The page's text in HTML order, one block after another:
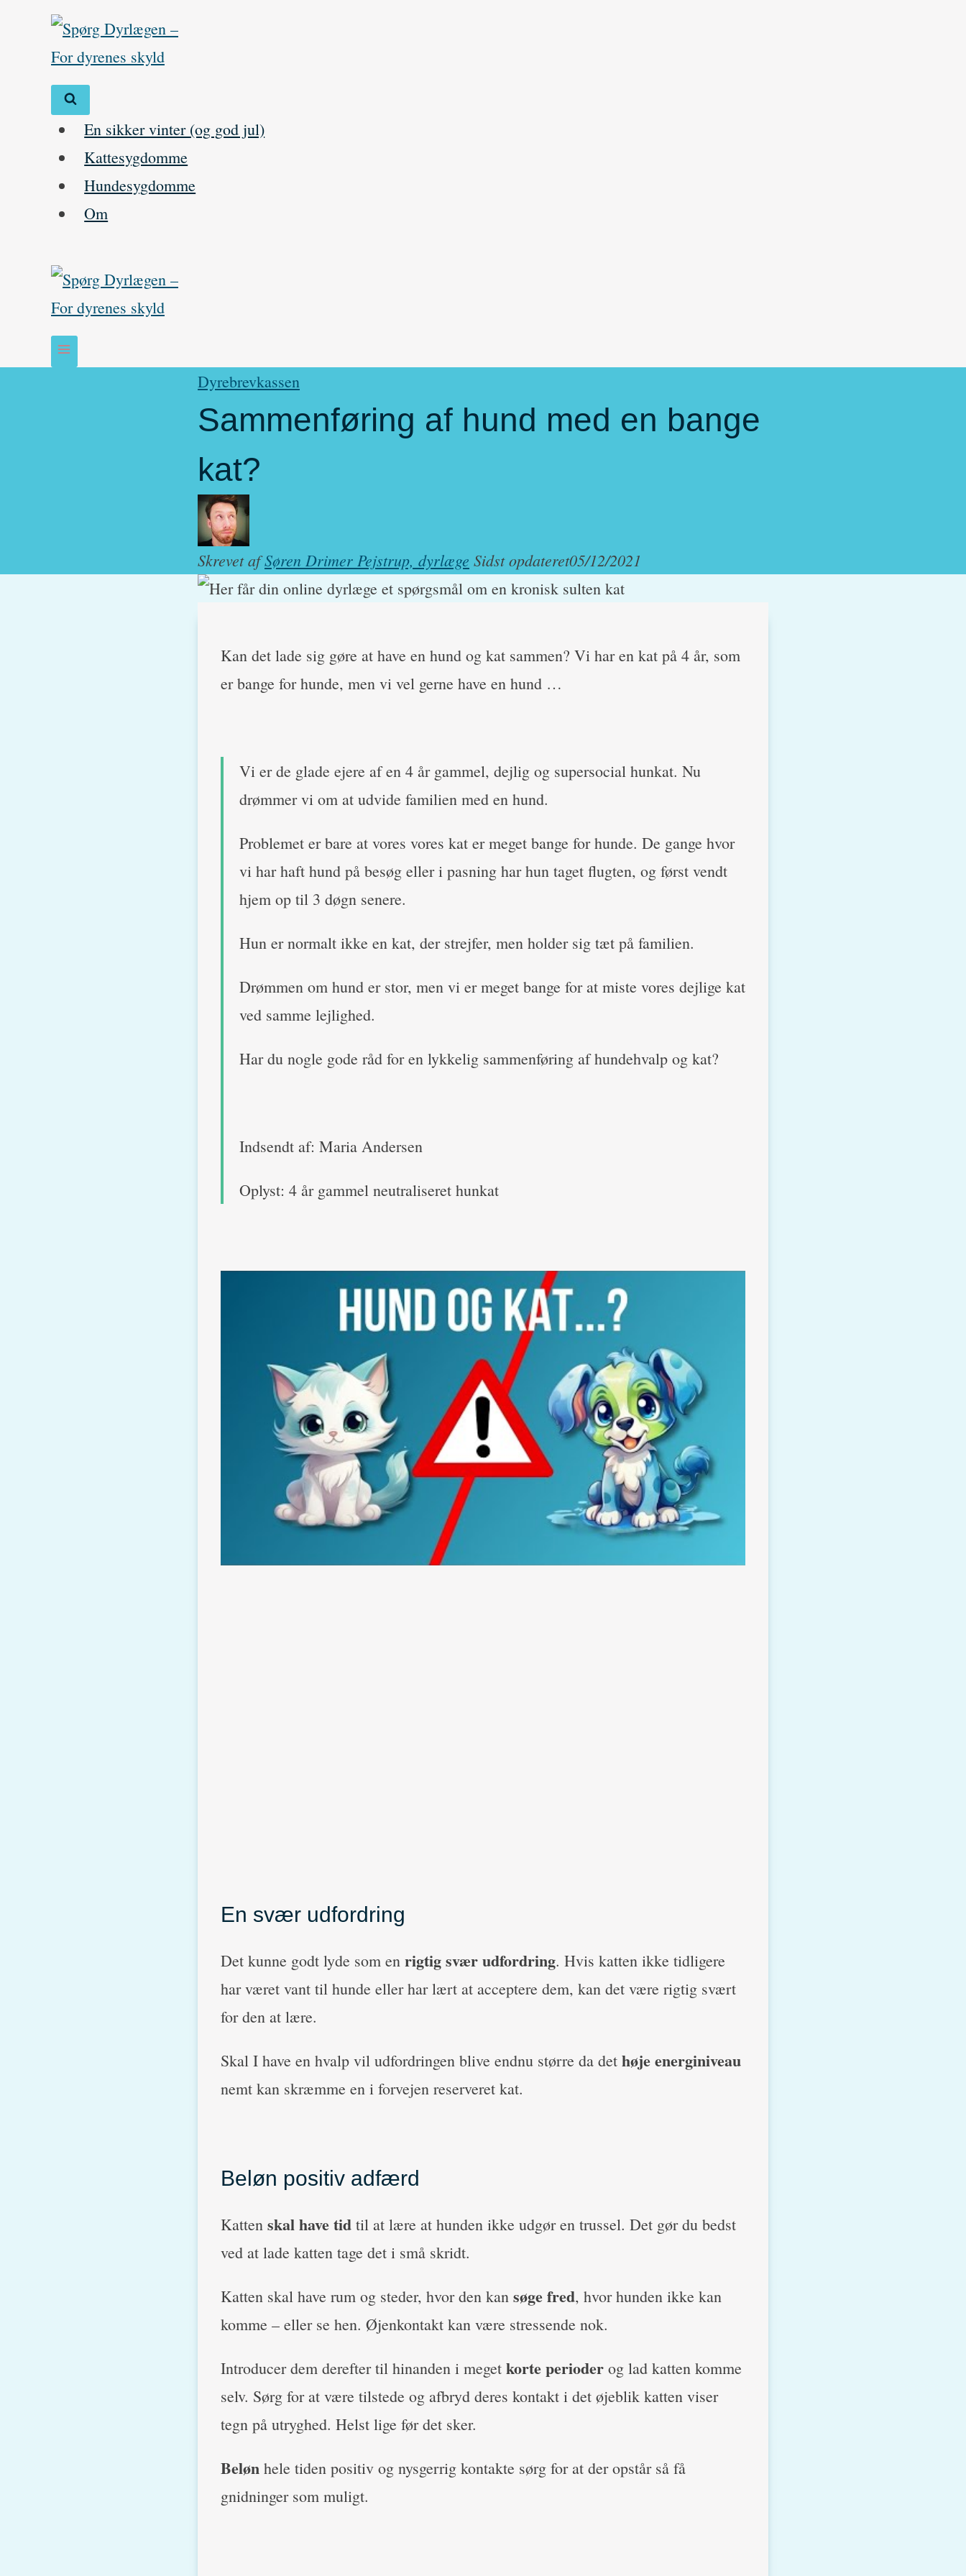
En sikker vinter (og god jul)
Kattesygdomme
Hundesygdomme
Om
Dyrebrevkassen
Sammenføring af hund med en bange
kat?
Skrevet afSøren Drimer Pejstrup, dyrlæge Sidst opdateret05/12/2021
Kan det lade sig gøre at have en hund og kat sammen? Vi har en kat på 4 år, som
er bange for hunde, men vi vel gerne have en hund …
Vi er de glade ejere af en 4 år gammel, dejlig og supersocial hunkat. Nu
drømmer vi om at udvide familien med en hund.
Problemet er bare at vores vores kat er meget bange for hunde. De gange hvor
vi har haft hund på besøg eller i pasning har hun taget flugten, og først vendt
hjem op til 3 døgn senere.
Hun er normalt ikke en kat, der strejfer, men holder sig tæt på familien.
Drømmen om hund er stor, men vi er meget bange for at miste vores dejlige kat
ved samme lejlighed.
Har du nogle gode råd for en lykkelig sammenføring af hundehvalp og kat?
Indsendt af: Maria Andersen
Oplyst: 4 år gammel neutraliseret hunkat
En svær udfordring
Det kunne godt lyde som en rigtig svær udfordring. Hvis katten ikke tidligere
har været vant til hunde eller har lært at acceptere dem, kan det være rigtig svært
for den at lære.
Skal I have en hvalp vil udfordringen blive endnu større da det høje energiniveau
nemt kan skræmme en i forvejen reserveret kat.
Beløn positiv adfærd
Katten skal have tid til at lære at hunden ikke udgør en trussel. Det gør du bedst
ved at lade katten tage det i små skridt.
Katten skal have rum og steder, hvor den kan søge fred, hvor hunden ikke kan
komme – eller se hen. Øjenkontakt kan være stressende nok.
Introducer dem derefter til hinanden i meget korte perioder og lad katten komme
selv. Sørg for at være tilstede og afbryd deres kontakt i det øjeblik katten viser
tegn på utryghed. Helst lige før det sker.
Beløn hele tiden positiv og nysgerrig kontakte sørg for at der opstår så få
gnidninger som muligt.